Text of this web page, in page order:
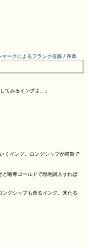
ークによるフランク征服 / 序章
てみるイングよ。」
くイング。ロングシップが初期で
ど略奪ゴールドで現地購入すれば
グシップも造るイング。来たる